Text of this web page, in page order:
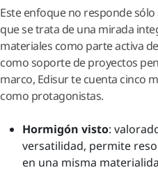
Este enfoque no responde
que se trata de una mirada
materiales como parte activa
como soporte de proyectos
marco, Edisur te cuenta cinco
como protagonistas.
Hormigón visto:
versatilidad, permite
en una misma